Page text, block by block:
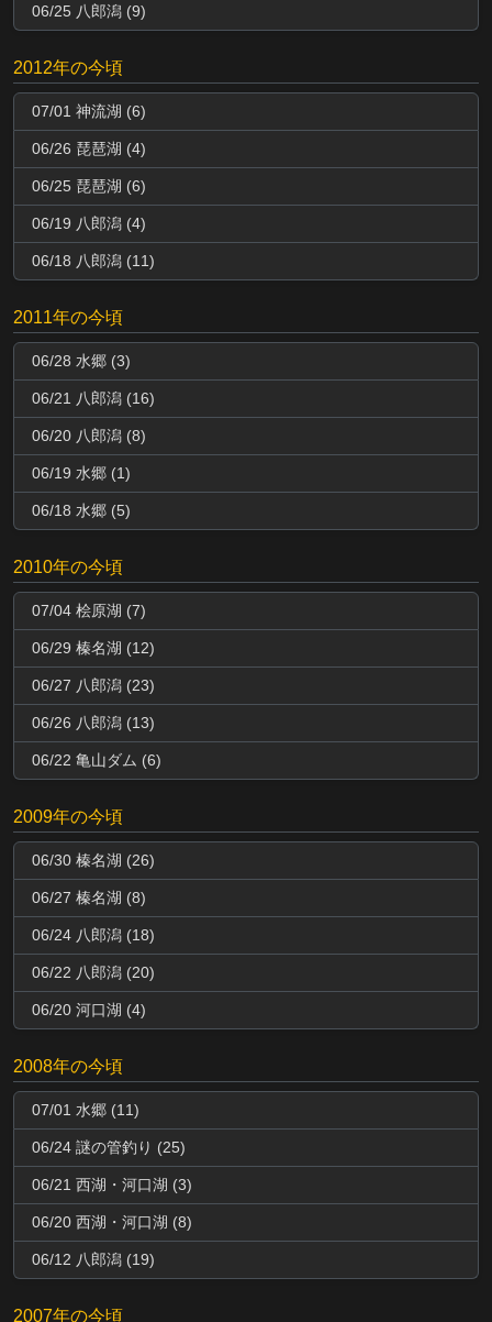
06/25 八郎潟 (9)
2012年の今頃
07/01 神流湖 (6)
06/26 琵琶湖 (4)
06/25 琵琶湖 (6)
06/19 八郎潟 (4)
06/18 八郎潟 (11)
2011年の今頃
06/28 水郷 (3)
06/21 八郎潟 (16)
06/20 八郎潟 (8)
06/19 水郷 (1)
06/18 水郷 (5)
2010年の今頃
07/04 桧原湖 (7)
06/29 榛名湖 (12)
06/27 八郎潟 (23)
06/26 八郎潟 (13)
06/22 亀山ダム (6)
2009年の今頃
06/30 榛名湖 (26)
06/27 榛名湖 (8)
06/24 八郎潟 (18)
06/22 八郎潟 (20)
06/20 河口湖 (4)
2008年の今頃
07/01 水郷 (11)
06/24 謎の管釣り (25)
06/21 西湖・河口湖 (3)
06/20 西湖・河口湖 (8)
06/12 八郎潟 (19)
2007年の今頃